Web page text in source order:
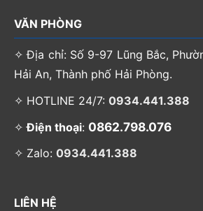
VĂN PHÒNG
✧ Địa chỉ: Số 9-97 Lũng Bắc,
Hải An, Thành phố Hải Phòng.
✧ HOTLINE 24/7: 0934.441.388
✧Điện thoại: 0862.798.076
✧ Zalo: 0934.441.388
LIÊN HỆ